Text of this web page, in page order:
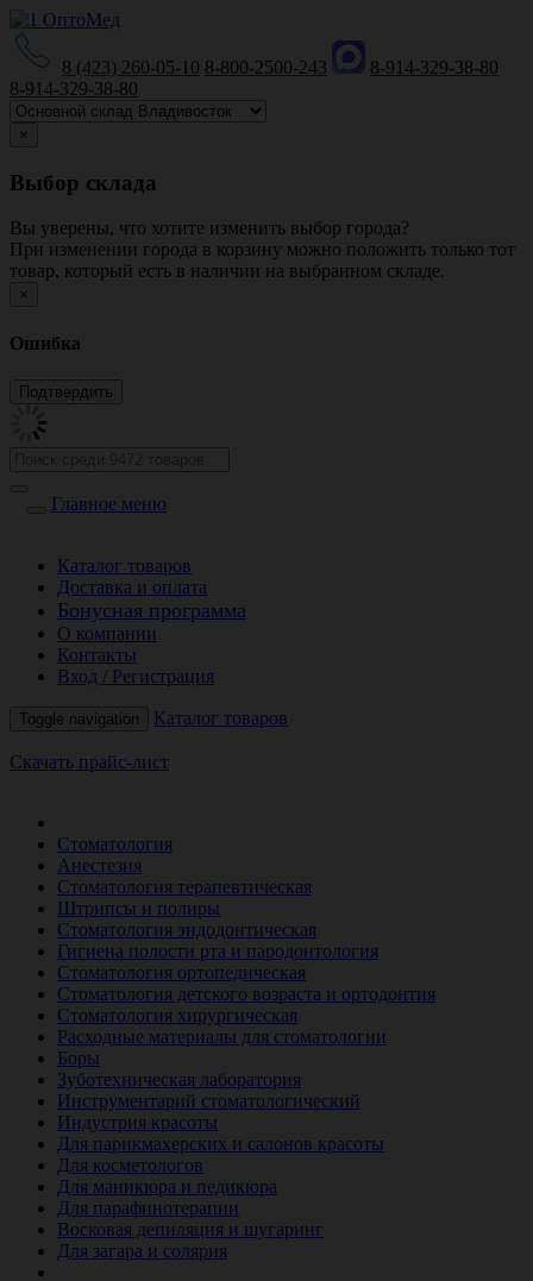
8 (423) 260-05-10 8-800-2500-243
8-914-329-38-80
8-914-329-38-80
×
Выбор склада
Вы уверены, что хотите изменить выбор города?
При изменении города в корзину можно положить только тот
товар, который есть в наличии на выбранном складе.
×
Ошибка
Главное меню
Каталог товаров
Доставка и оплата
Бонусная программа
О компании
Контакты
Вход / Регистрация
Toggle navigation Каталог товаров
Скачать прайс-лист
Стоматология
Анестезия
Стоматология терапевтическая
Штрипсы и полиры
Стоматология эндодонтическая
Гигиена полости рта и пародонтология
Стоматология ортопедическая
Стоматология детского возраста и ортодонтия
Стоматология хирургическая
Расходные материалы для стоматологии
Боры
Зуботехническая лаборатория
Инструментарий стоматологический
Индустрия красоты
Для парикмахерских и салонов красоты
Для косметологов
Для маникюра и педикюра
Для парафинотерапии
Восковая депиляция и шугаринг
Для загара и солярия